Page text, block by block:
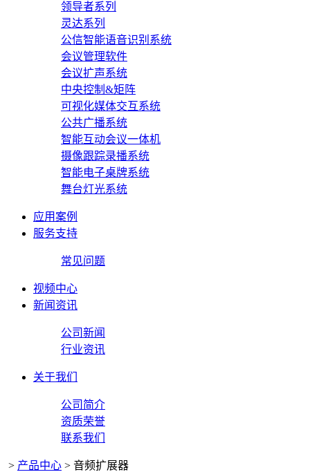
领导者系列
灵达系列
公信智能语音识别系统
会议管理软件
会议扩声系统
中央控制&矩阵
可视化媒体交互系统
公共广播系统
智能互动会议一体机
摄像跟踪录播系统
智能电子桌牌系统
舞台灯光系统
应用案例
服务支持
常见问题
视频中心
新闻资讯
公司新闻
行业资讯
关于我们
公司简介
资质荣誉
联系我们
> 产品中心 > 音频扩展器